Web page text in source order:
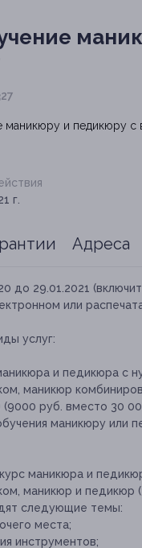
г.
Адреса
до 29.01.2021
или
услуг:
и педикюра с
маникюр
руб. вместо 30
маникюру или
маникюра и
маникюр и педикюр
следующие темы:
места;
инструментов;